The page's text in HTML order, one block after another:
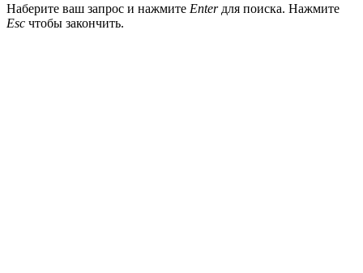
Наберите ваш запрос и нажмите Enterдля поиска. Нажмите
Esc чтобы закончить.